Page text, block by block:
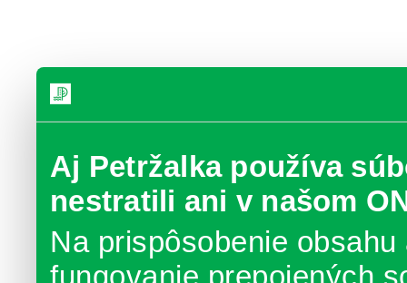
Aj Petržalka používa
nestratili ani v našom
Na prispôsobenie